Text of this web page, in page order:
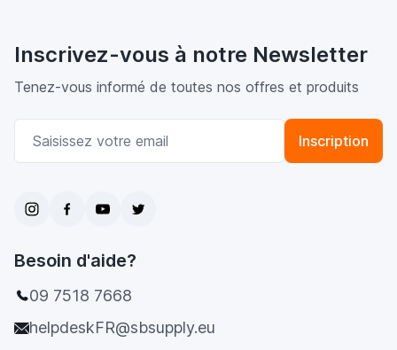
Inscrivez-vous à notre Newsletter
Tenez-vous informé de toutes nos offres et produits
Adresse email
Inscription
Besoin d'aide?
09 7518 7668
helpdeskFR@sbsupply.eu